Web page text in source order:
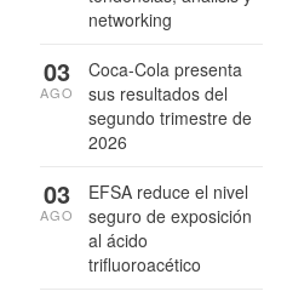
networking
Coca-Cola presenta
sus resultados del
segundo trimestre de
2026
03
AGO
EFSA reduce el nivel
seguro de exposición
al ácido
trifluoroacético
03
AGO